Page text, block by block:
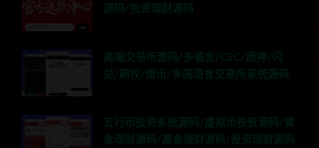
源码/投资理财源码
高端交易所源码/多语言/C2C/质押/闪
兑/期权/借币/多国语言交易所系统源码
五行币投资系统源码/虚拟币投资源码/黄
金理财源码/基金理财源码/投资理财源码